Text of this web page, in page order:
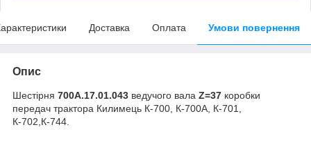
Доставка Оплата Умови повернення
Опис
Шестірня 700А.17.01.043 ведучого вала Z=37 коробки
передач трактора Килимець К-700, К-700А, К-701,
К-702,К-744.